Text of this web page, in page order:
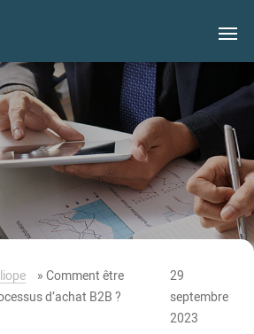
»Comment être
d’achat B2B ?
29
septembre
2023